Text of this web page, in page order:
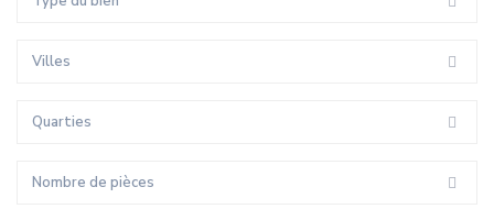
Villes
Quarties
Nombre de pièces